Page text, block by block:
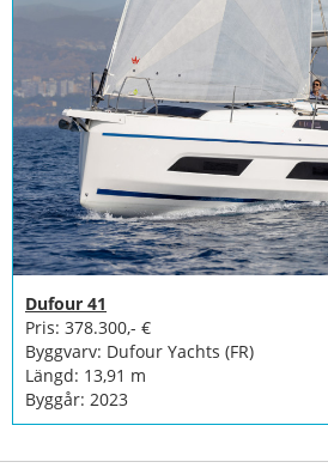
Dufour 41
Pris: 378.300,- €
Byggvarv: Dufour Yachts (FR)
Längd: 13,91 m
Byggår: 2023